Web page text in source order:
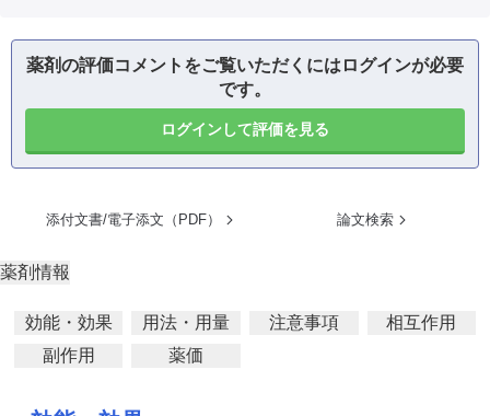
薬剤の評価コメントをご覧いただくにはログインが必要
です。
ログインして評価を見る
添付文書/電子添文（PDF） 論文検索
薬剤情報
効能・効果 用法・用量 注意事項
相互作用
副作用
薬価